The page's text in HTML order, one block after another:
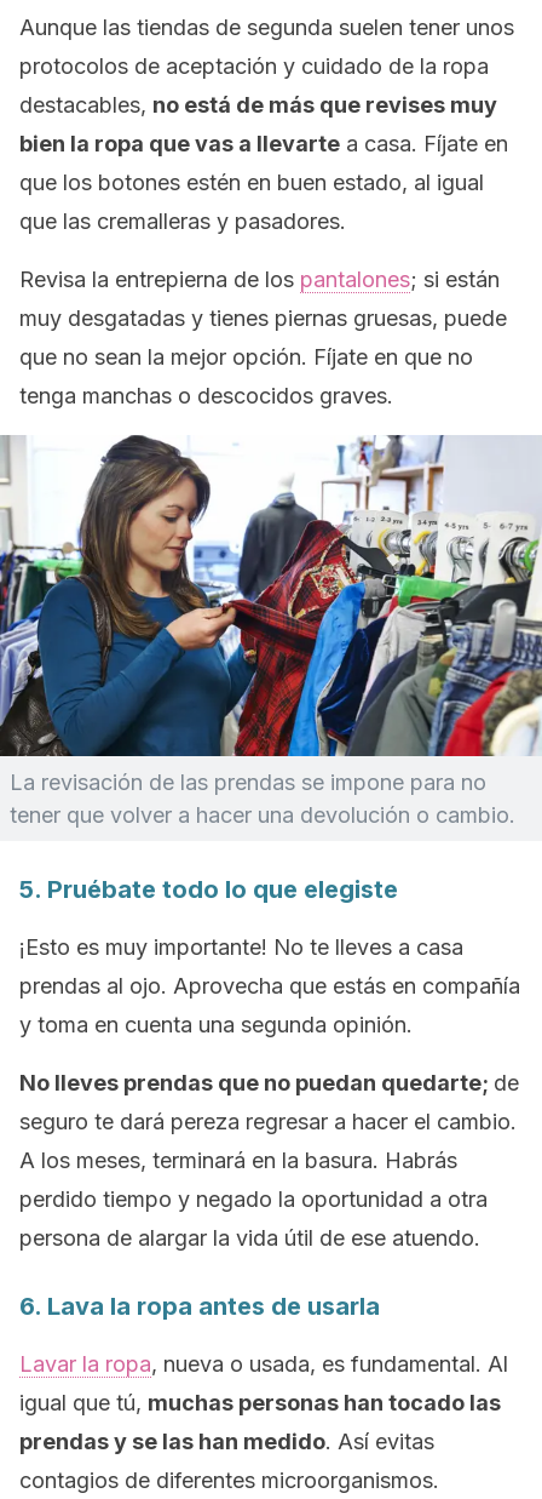
Aunque las tiendas de segunda suelen tener unos
protocolos de aceptación y cuidado de la ropa
destacables, no está de más que revises muy
bien la ropa que vas a llevarte a casa. Fíjate en
que los botones estén en buen estado, al igual
que las cremalleras y pasadores.
Revisa la entrepierna de los pantalones; si están
muy desgatadas y tienes piernas gruesas, puede
que no sean la mejor opción. Fíjate en que no
tenga manchas o descocidos graves.
La revisación de las prendas se impone para no
tener que volver a hacer una devolución o cambio.
5. Pruébate todo lo que elegiste
¡Esto es muy importante! No te lleves a casa
prendas al ojo. Aprovecha que estás en compañía
y toma en cuenta una segunda opinión.
No lleves prendas que no puedan quedarte; de
seguro te dará pereza regresar a hacer el cambio.
A los meses, terminará en la basura. Habrás
perdido tiempo y negado la oportunidad a otra
persona de alargar la vida útil de ese atuendo.
6. Lava la ropa antes de usarla
Lavar la ropa, nueva o usada, es fundamental. Al
igual que tú, muchas personas han tocado las
prendas y se las han medido. Así evitas
contagios de diferentes microorganismos.